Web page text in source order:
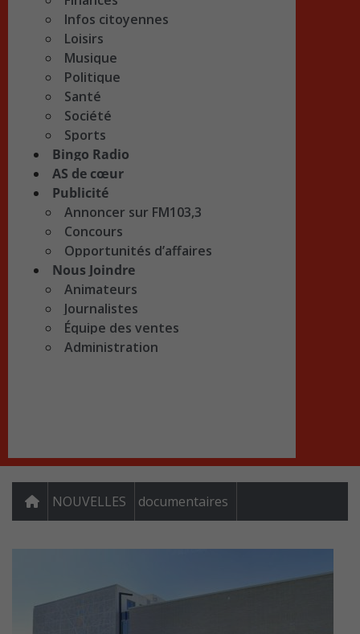
Infos citoyennes
Loisirs
Musique
Politique
Santé
Société
Sports
Bingo Radio
AS de cœur
Publicité
Annoncer sur FM103,3
Concours
Opportunités d’affaires
Nous Joindre
Animateurs
Journalistes
Équipe des ventes
Administration
NOUVELLES documentaires